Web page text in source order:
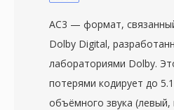
также звук в кодировках
Блочная структура
интервалы тишины,
маркерные точки,
AC3 — формат,
Dolby Digital,
лабораториями Dolby.
потерями кодирует до
объёмного звука (левый,